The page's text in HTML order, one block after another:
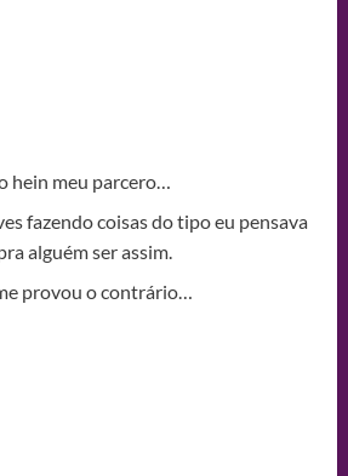
hein meu parcero…
fazendo coisas do tipo eu pensava
alguém ser assim.
provou o contrário…